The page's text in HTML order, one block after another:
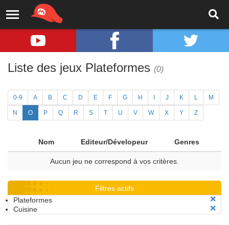
Liste des jeux Plateformes (0)
0-9 A B C D E F G H J K L M
N O P Q R S T U V W X Y Z
Nom Editeur/Dévelopeur Genres
Aucun jeu ne correspond à vos critères.
Filtres actifs
Plateformes
Cuisine